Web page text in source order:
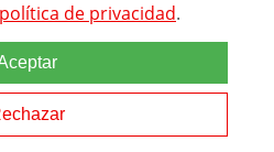
política de privacidad.